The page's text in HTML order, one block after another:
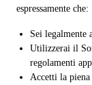
espressamente che:
Sei legalmente
Utilizzerai il
regolamenti
Accetti la piena